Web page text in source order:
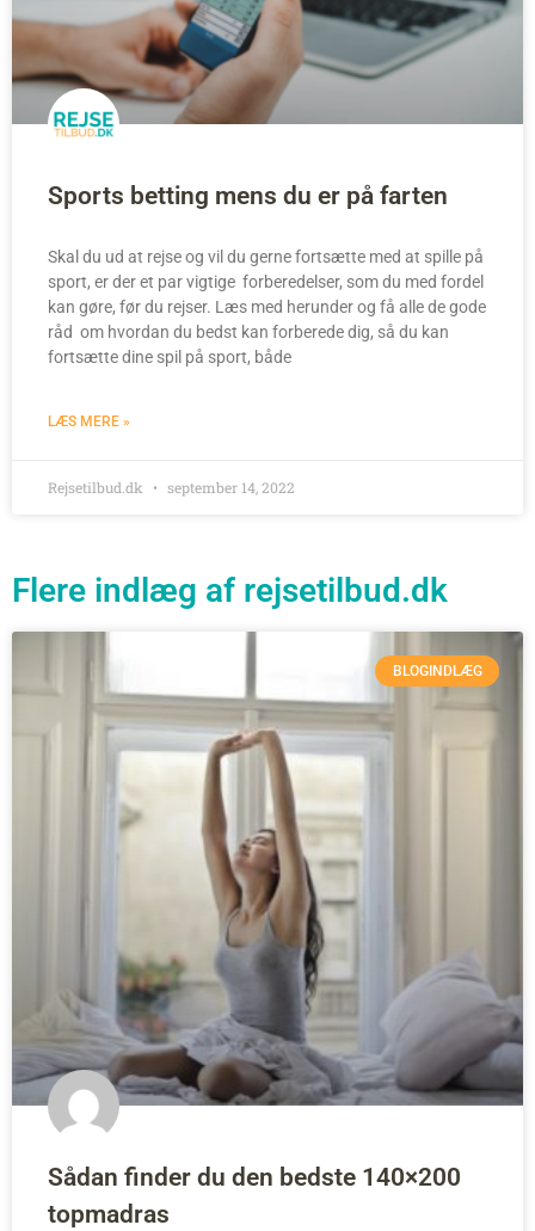
Sports betting mens du er på farten
Skal du ud at rejse og vil du gerne fortsætte med at spille på
sport, er der et par vigtige forberedelser, som du med fordel
kan gøre, før du rejser. Læs med herunder og få alle de gode
råd om hvordan du bedst kan forberede dig, så du kan
fortsætte dine spil på sport, både
LÆS MERE »
Rejsetilbud.dk september 14, 2022
Flere indlæg af rejsetilbud.dk
BLOGINDLÆG
Sådan finder du den bedste 140×200
topmadras